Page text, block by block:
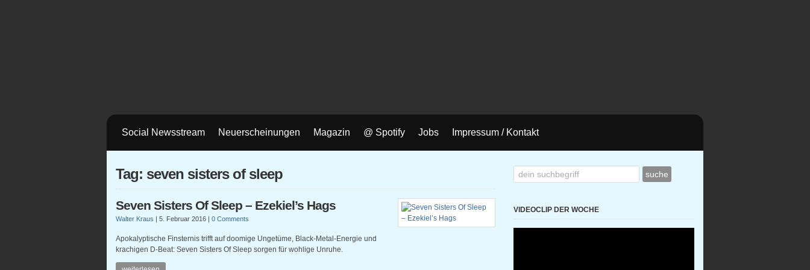
Social Newsstream Neuerscheinungen Magazin @ Spotify Jobs Impressum / Kontakt
Tag: seven sisters of sleep
Seven Sisters Of Sleep – Ezekiel’s Hags
Walter Kraus | 5. Februar 2016 | 0 Comments
Apokalyptische Finsternis trifft auf doomige Ungetüme, Black-Metal-Energie und
krachigen D-Beat: Seven Sisters Of Sleep sorgen für wohlige Unruhe.
VIDEOCLIP DER WOCHE